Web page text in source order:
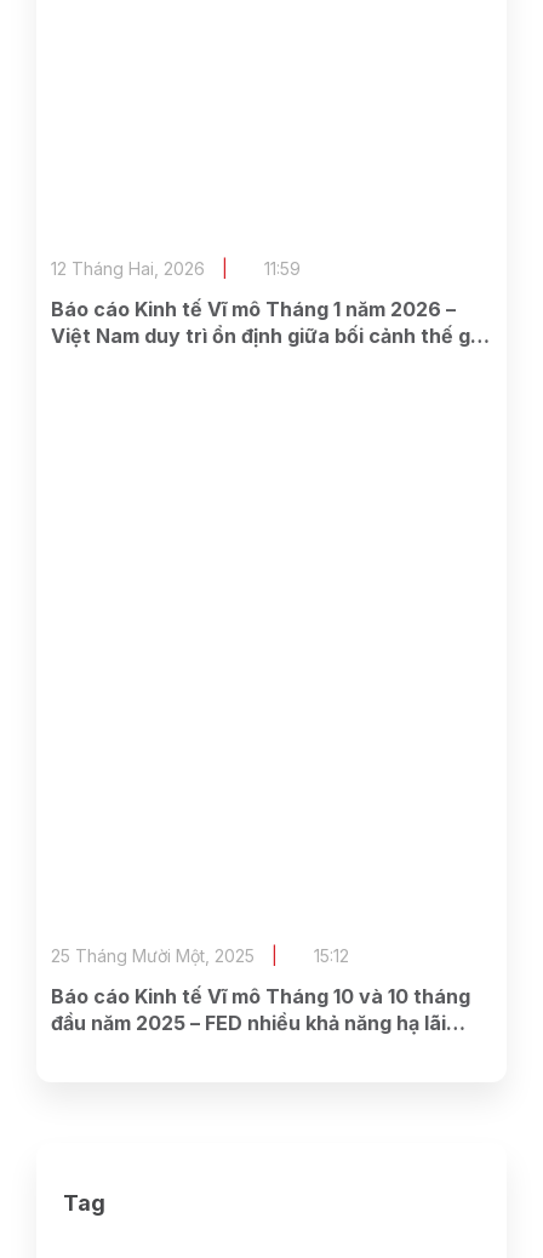
Báo cáo Kinh tế Vĩ mô Tháng 1 năm 2026 –
Việt Nam duy trì ổn định giữa bối cảnh thế giới
12 Tháng Hai, 2026 11:59
Báo cáo Kinh tế Vĩ mô Tháng 10 và 10 tháng
đầu năm 2025 – FED nhiều khả năng hạ lãi
25 Tháng Mười Một, 2025 15:12
Tag